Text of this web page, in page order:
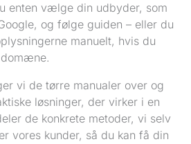
enten vælge din udbyder, som
og følge guiden – eller du
manuelt, hvis du
vi de tørre manualer over og
løsninger, der virker i en
de konkrete metoder, vi selv
vores kunder, så du kan få din